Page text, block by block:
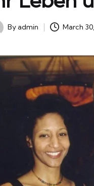
Byadmin March